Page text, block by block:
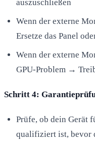
auszuschließen
Wenn der externe
Ersetze das Panel
Wenn der externe
GPU-Problem →
Schritt 4:
Prüfe, ob dein Gerät
qualifiziert ist, bevor